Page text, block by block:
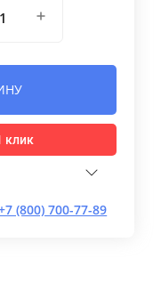
клик
(800) 700-77-89